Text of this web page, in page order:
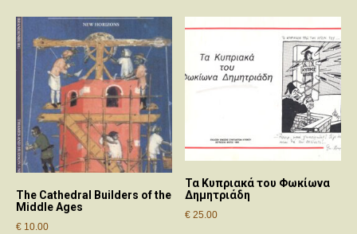
The Cathedral Builders of the
Middle Ages
€ 10.00
Τα Κυπριακά του Φωκίωνα
Δημητριάδη
€ 25.00